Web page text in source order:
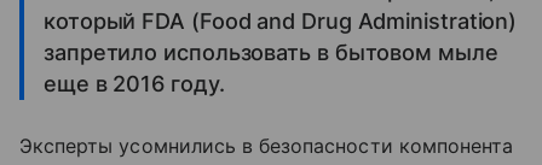
который FDA (Food and Drug Administration)
запретило использовать в бытовом мыле
еще в 2016 году.
Эксперты усомнились в безопасности компонента